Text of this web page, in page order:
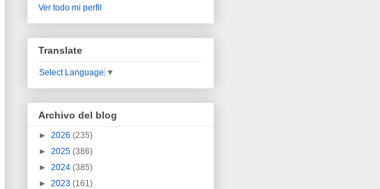
Ver todo mi perfil
Translate
Select Language ▼
Archivo del blog
► 2026 (235)
► 2025 (386)
► 2024 (385)
► 2023 (161)